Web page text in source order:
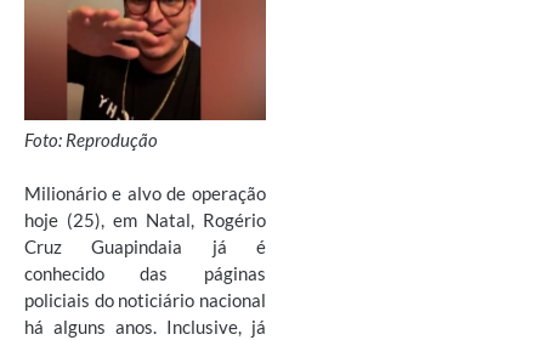
Foto: Reprodução
Milionário e alvo de operação
hoje (25), em Natal, Rogério
Cruz Guapindaia já é
conhecido das páginas
policiais do noticiário nacional
há alguns anos. Inclusive, já